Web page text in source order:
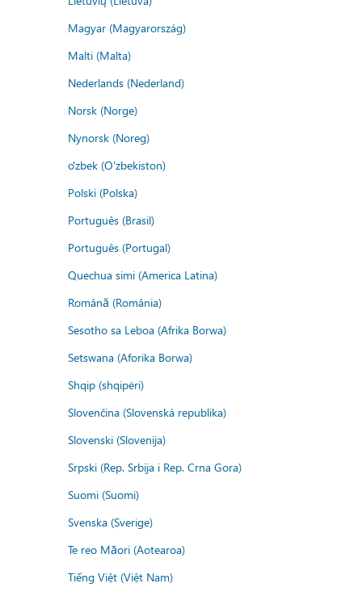
Magyar (Magyarország)
Malti (Malta)
Nederlands (Nederland)
Norsk (Norge)
Nynorsk (Noreg)
o'zbek (O'zbekiston)
Polski (Polska)
Português (Brasil)
Português (Portugal)
Quechua simi (America Latina)
Română (România)
Sesotho sa Leboa (Afrika Borwa)
Setswana (Aforika Borwa)
Shqip (shqipëri)
Slovenčina (Slovenská republika)
Slovenski (Slovenija)
Srpski (Rep. Srbija i Rep. Crna Gora)
Suomi (Suomi)
Svenska (Sverige)
Te reo Māori (Aotearoa)
Tiếng Việt (Việt Nam)